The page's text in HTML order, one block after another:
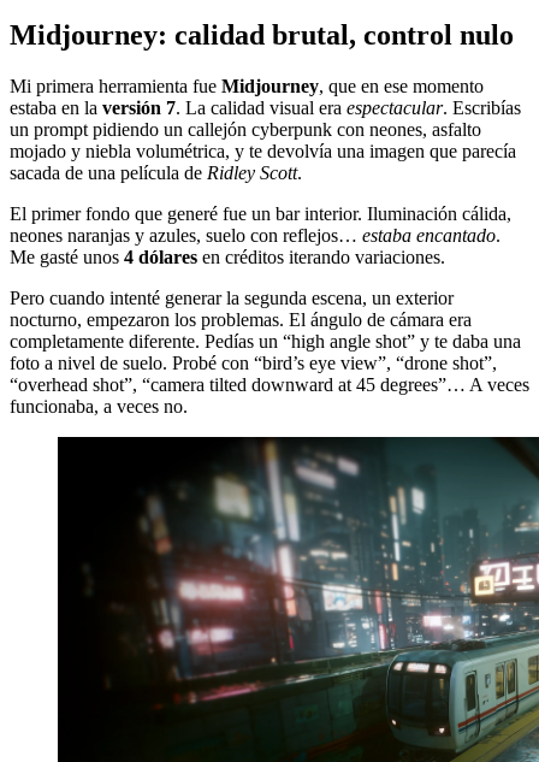
Midjourney: calidad brutal, control nulo
Mi primera herramienta fue Midjourney, que en ese momento
estaba en la versión 7. La calidad visual era espectacular. Escribías
un prompt pidiendo un callejón cyberpunk con neones, asfalto
mojado y niebla volumétrica, y te devolvía una imagen que parecía
sacada de una película de Ridley Scott.
El primer fondo que generé fue un bar interior. Iluminación cálida,
neones naranjas y azules, suelo con reflejos… estaba encantado.
Me gasté unos 4 dólares en créditos iterando variaciones.
Pero cuando intenté generar la segunda escena, un exterior
nocturno, empezaron los problemas. El ángulo de cámara era
completamente diferente. Pedías un “high angle shot” y te daba una
foto a nivel de suelo. Probé con “bird’s eye view”, “drone shot”,
“overhead shot”, “camera tilted downward at 45 degrees”… A veces
funcionaba, a veces no.